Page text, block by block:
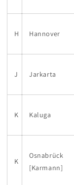
H Hannover
J Jarkarta
K Kaluga
K
Osnabrück
[Karmann]